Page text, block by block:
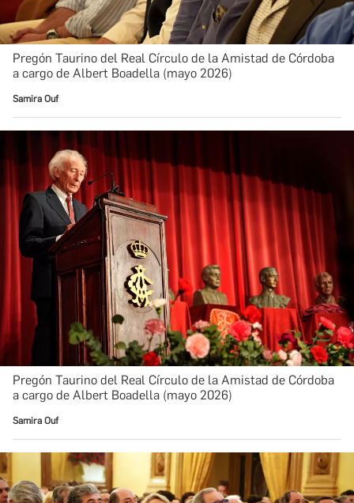
Pregón Taurino del Real Círculo de la Amistad de Córdoba
a cargo de Albert Boadella (mayo 2026)
Samira Ouf
Pregón Taurino del Real Círculo de la Amistad de Córdoba
a cargo de Albert Boadella (mayo 2026)
Samira Ouf